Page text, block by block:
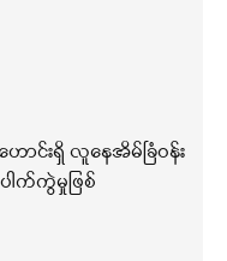
င်းရှိ လူနေအိမ်ခြံဝန်း
က်ကွဲမှုဖြစ်